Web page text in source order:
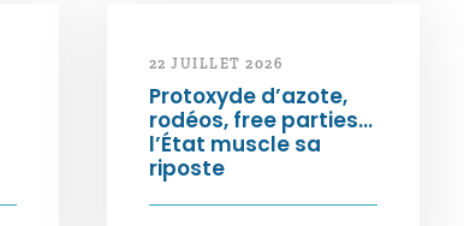
22 JUILLET 2026
Protoxyde d’azote,
rodéos, free parties…
l’État muscle sa
riposte